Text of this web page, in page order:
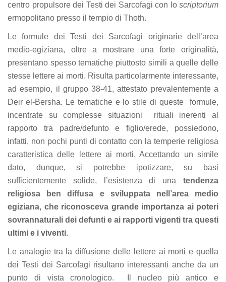
centro propulsore dei Testi dei Sarcofagi con lo scriptorium
ermopolitano presso il tempio di Thoth.
Le formule dei Testi dei Sarcofagi originarie dell’area
medio-egiziana, oltre a mostrare una forte originalità,
presentano spesso tematiche piuttosto simili a quelle delle
stesse lettere ai morti. Risulta particolarmente interessante,
ad esempio, il gruppo 38-41, attestato prevalentemente a
Deir el-Bersha. Le tematiche e lo stile di queste formule,
incentrate su complesse situazioni rituali inerenti al
rapporto tra padre/defunto e figlio/erede, possiedono,
infatti, non pochi punti di contatto con la temperie religiosa
caratteristica delle lettere ai morti. Accettando un simile
dato, dunque, si potrebbe ipotizzare, su basi
sufficientemente solide, l’esistenza di una tendenza
religiosa ben diffusa e sviluppata nell’area medio
egiziana, che riconosceva grande importanza ai poteri
sovrannaturali dei defunti e ai rapporti vigenti tra questi
ultimi e i viventi.
Le analogie tra la diffusione delle lettere ai morti e quella
dei Testi dei Sarcofagi risultano interessanti anche da un
punto di vista cronologico. Il nucleo più antico e